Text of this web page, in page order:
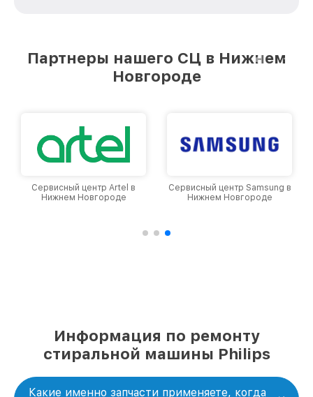
лучшим сервисным центром Philips в городе
Нижнем Новгороде, постоянно повышая
Партнеры нашего СЦ в Нижнем
Новгороде
Сервисный центр Artel в
Нижнем Новгороде
Сервисный центр Samsung в
Нижнем Новгороде
Информация по ремонту
стиральной машины Philips
Какие именно запчасти применяете, когда